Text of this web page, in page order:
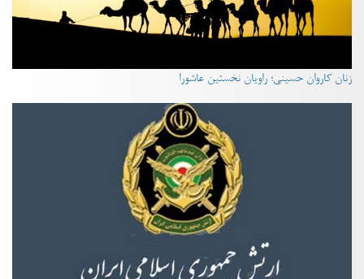
زنان کاروان حسینی؛ راویان نخستین عاشورا